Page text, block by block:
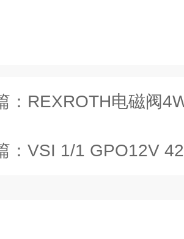
： REXROTH电磁阀
： VSI 1/1 GPO12V